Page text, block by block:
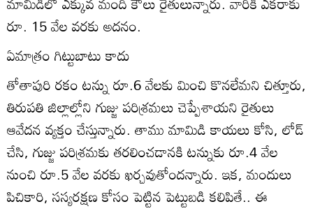
రూ. 15 వేల వరకు అదనం.
ఏమాత్రం గిట్టుబాటు కాదు
తోతాపురి రకం టన్ను రూ.6 వేలకు మించి కొనలేమని చిత్తూరు,
తిరుపతి జిల్లాల్లోని గుజ్జు పరిశ్రమలు చెప్పేశాయని రైతులు
ఆవేదన వ్యక్తం చేస్తున్నారు. తాము మామిడి కాయలు కోసి, లోడ్‌
చేసి, గుజ్జు పరిశ్రమకు తరలించడానకి టన్నుకు రూ.4 వేల
నుంచి రూ.5 వేల వరకు ఖర్చవుతోందన్నారు. ఇక, మందులు
పిచికారి, సస్యరక్షణ కోసం పెట్టిన పెట్టుబడి కలిపితే.. ఈ